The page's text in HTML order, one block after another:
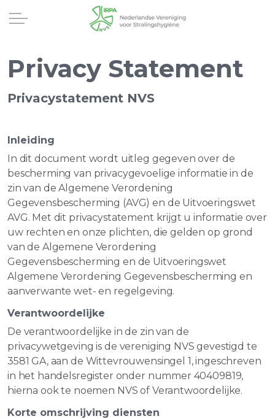
Privacy Statement
Privacystatement NVS
Inleiding
In dit document wordt uitleg gegeven over de
bescherming van privacygevoelige informatie in de
zin van de Algemene Verordening
Gegevensbescherming (AVG) en de Uitvoeringswet
AVG. Met dit privacystatement krijgt u informatie over
uw rechten en onze plichten, die gelden op grond
van de Algemene Verordening
Gegevensbescherming en de Uitvoeringswet
Algemene Verordening Gegevensbescherming en
aanverwante wet- en regelgeving.
Verantwoordelijke
De verantwoordelijke in de zin van de
privacywetgeving is de vereniging NVS gevestigd te
3581 GA, aan de Wittevrouwensingel 1, ingeschreven
in het handelsregister onder nummer 40409819,
hierna ook te noemen NVS of Verantwoordelijke.
Korte omschrijving diensten